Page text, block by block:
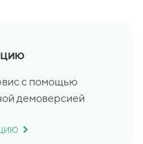
с помощью
демоверсией